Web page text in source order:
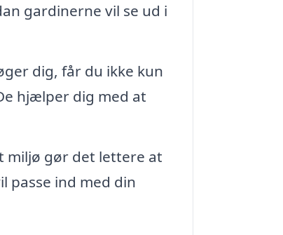
gardinerne vil se ud i
dig, får du ikke kun
hjælper dig med at
miljø gør det lettere at
passe ind med din